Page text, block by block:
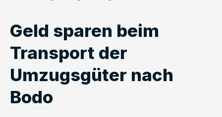
Geld sparen beim
Transport der
Umzugsgüter nach
Bodo